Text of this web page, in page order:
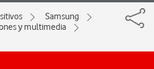
Samsung
y multimedia